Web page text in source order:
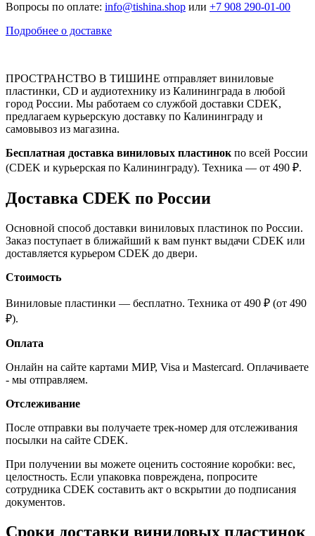
Вопросы по оплате: info@tishina.shop или +7 908 290-01-00
Подробнее о доставке
ПРОСТРАНСТВО В ТИШИНЕ отправляет виниловые
пластинки, CD и аудиотехнику из Калининграда в любой
город России. Мы работаем со службой доставки CDEK,
предлагаем курьерскую доставку по Калининграду и
самовывоз из магазина.
Бесплатная доставка виниловых пластинок по всей России
(CDEK и курьерская по Калининграду). Техника — от 490 ₽.
Доставка CDEK по России
Основной способ доставки виниловых пластинок по России.
Заказ поступает в ближайший к вам пункт выдачи CDEK или
доставляется курьером CDEK до двери.
Стоимость
Виниловые пластинки — бесплатно. Техника от 490 ₽ (от 490
₽).
Оплата
Онлайн на сайте картами МИР, Visa и Mastercard. Оплачиваете
- мы отправляем.
Отслеживание
После отправки вы получаете трек-номер для отслеживания
посылки на сайте CDEK.
При получении вы можете оценить состояние коробки: вес,
целостность. Если упаковка повреждена, попросите
сотрудника CDEK составить акт о вскрытии до подписания
документов.
Сроки доставки виниловых пластинок